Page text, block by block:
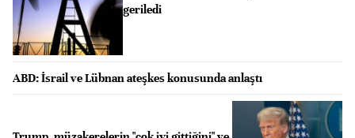
geriledi
ABD: İsrail ve Lübnan ateşkes konusunda anlaştı